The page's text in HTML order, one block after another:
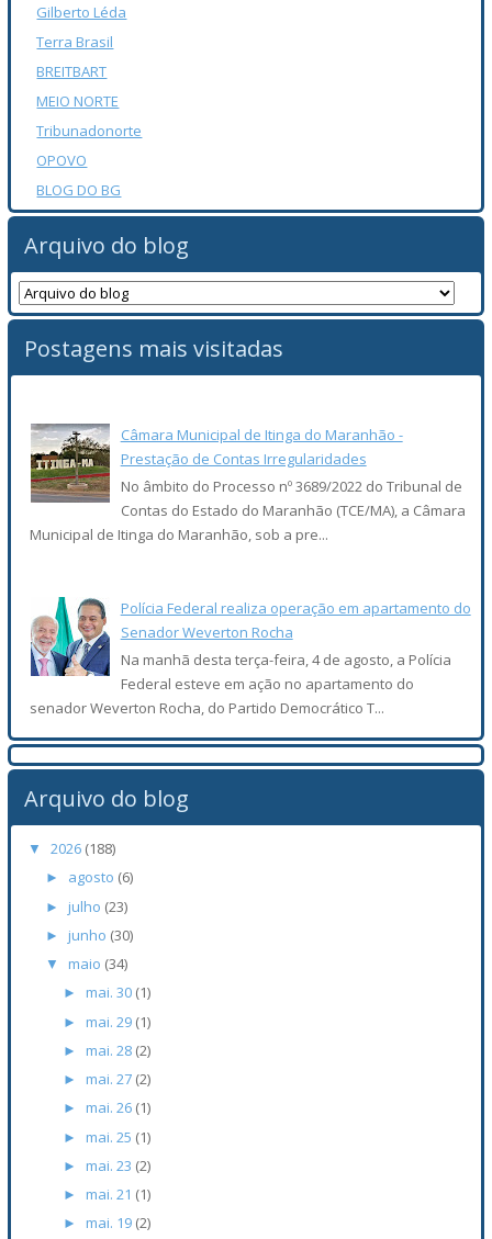
Gilberto Léda
Terra Brasil
BREITBART
MEIO NORTE
Tribunadonorte
OPOVO
BLOG DO BG
Arquivo do blog
Postagens mais visitadas
Câmara Municipal de Itinga do Maranhão -
Prestação de Contas Irregularidades
No âmbito do Processo nº 3689/2022 do Tribunal de
Contas do Estado do Maranhão (TCE/MA), a Câmara
Municipal de Itinga do Maranhão, sob a pre...
Polícia Federal realiza operação em apartamento do
Senador Weverton Rocha
Na manhã desta terça-feira, 4 de agosto, a Polícia
Federal esteve em ação no apartamento do
senador Weverton Rocha, do Partido Democrático T...
Arquivo do blog
▼2026 (188)
► agosto (6)
► julho (23)
► junho (30)
▼ maio (34)
► mai. 30 (1)
► mai. 29 (1)
► mai. 28 (2)
► mai. 27 (2)
► mai. 26 (1)
► mai. 25 (1)
► mai. 23 (2)
► mai. 21 (1)
► mai. 19 (2)